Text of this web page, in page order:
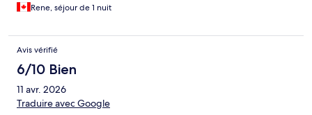
Rene, séjour de 1 nuit
Avis vérifié
6/10 Bien
11 avr. 2026
Traduire avec Google